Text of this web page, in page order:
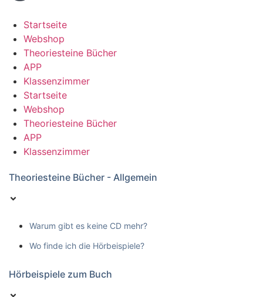
Startseite
Webshop
Theoriesteine Bücher
APP
Klassenzimmer
Startseite
Webshop
Theoriesteine Bücher
APP
Klassenzimmer
Theoriesteine Bücher - Allgemein
Warum gibt es keine CD mehr?
Wo finde ich die Hörbeispiele?
Hörbeispiele zum Buch